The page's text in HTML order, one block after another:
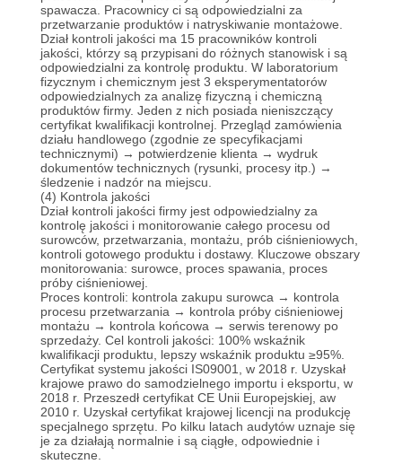
spawacza. Pracownicy ci są odpowiedzialni za
przetwarzanie produktów i natryskiwanie montażowe.
Dział kontroli jakości ma 15 pracowników kontroli
jakości, którzy są przypisani do różnych stanowisk i są
odpowiedzialni za kontrolę produktu. W laboratorium
fizycznym i chemicznym jest 3 eksperymentatorów
odpowiedzialnych za analizę fizyczną i chemiczną
produktów firmy. Jeden z nich posiada nieniszczący
certyfikat kwalifikacji kontrolnej. Przegląd zamówienia
działu handlowego (zgodnie ze specyfikacjami
technicznymi) → potwierdzenie klienta → wydruk
dokumentów technicznych (rysunki, procesy itp.) →
śledzenie i nadzór na miejscu.
(4) Kontrola jakości
Dział kontroli jakości firmy jest odpowiedzialny za
kontrolę jakości i monitorowanie całego procesu od
surowców, przetwarzania, montażu, prób ciśnieniowych,
kontroli gotowego produktu i dostawy. Kluczowe obszary
monitorowania: surowce, proces spawania, proces
próby ciśnieniowej.
Proces kontroli: kontrola zakupu surowca → kontrola
procesu przetwarzania → kontrola próby ciśnieniowej
montażu → kontrola końcowa → serwis terenowy po
sprzedaży. Cel kontroli jakości: 100% wskaźnik
kwalifikacji produktu, lepszy wskaźnik produktu ≥95%.
Certyfikat systemu jakości IS09001, w 2018 r. Uzyskał
krajowe prawo do samodzielnego importu i eksportu, w
2018 r. Przeszedł certyfikat CE Unii Europejskiej, aw
2010 r. Uzyskał certyfikat krajowej licencji na produkcję
specjalnego sprzętu. Po kilku latach audytów uznaje się
je za działają normalnie i są ciągłe, odpowiednie i
skuteczne.